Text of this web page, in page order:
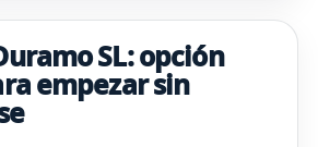
SL: opción
empezar sin